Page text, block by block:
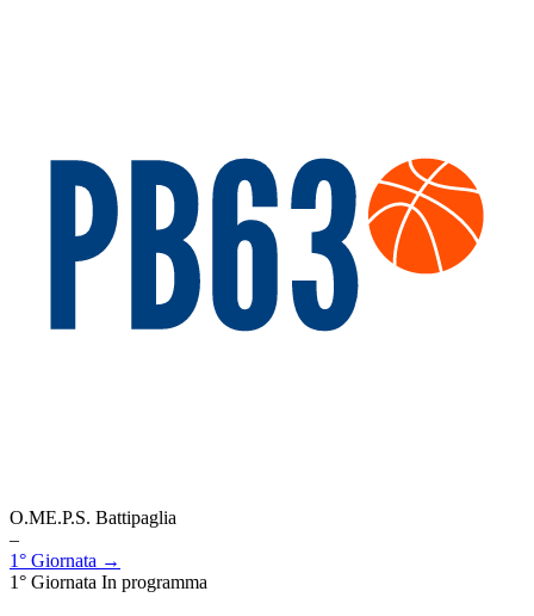
O.ME.P.S. Battipaglia
–
1° Giornata →
1° Giornata In programma